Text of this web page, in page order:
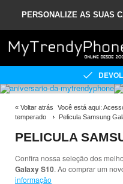
PERSONALIZE AS SUAS
« Voltar atrás Você está aqui:
temperado
Pelicula Samsung
PELICULA
Confira nossa seleção dos
Galaxy S10. Ao comprar um
informação